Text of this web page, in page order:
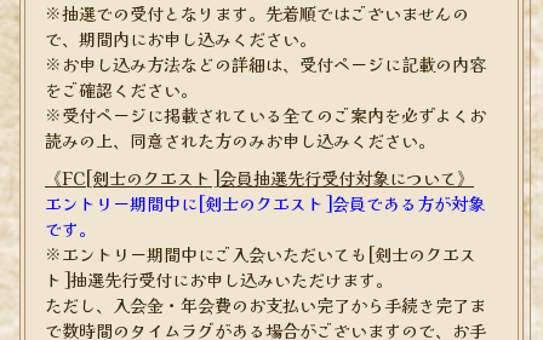
※抽選での受付となります。先着順ではございませんの
で、期間内にお申し込みください。
※お申し込み方法などの詳細は、受付ページに記載の内容
をご確認ください。
※受付ページに掲載されている全てのご案内を必ずよくお
読みの上、同意された方のみお申し込みください。
《FC[剣士のクエスト]会員抽選先行受付対象について》
エントリー期間中に[剣士のクエスト]会員である方が対象
です。
※エントリー期間中にご入会いただいても[剣士のクエス
ト]抽選先行受付にお申し込みいただけます。
ただし、入会金・年会費のお支払い完了から手続き完了ま
で数時間のタイムラグがある場合がございますので、お手